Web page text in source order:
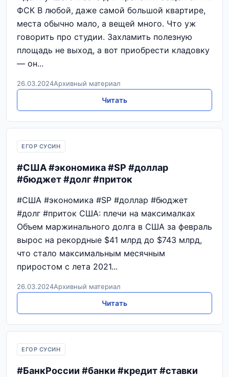
ФСК В любой, даже самой большой квартире,
места обычно мало, а вещей много. Что уж
говорить про студии. Захламить полезную
площадь не выход, а вот приобрести кладовку
— он...
26.03.2024Архивный материал
Читать
ЕГОР СУСИН
#CША #экономика #SP #доллар
#бюджет #долг #приток
#CША #экономика #SP #доллар #бюджет
#долг #приток США: плечи на максималках
Объем маржинального долга в США за февраль
вырос на рекордные $41 млрд до $743 млрд,
что стало максимальным месячным
приростом с лета 2021...
26.03.2024Архивный материал
Читать
ЕГОР СУСИН
#БанкРоссии #банки #кредит #ставки